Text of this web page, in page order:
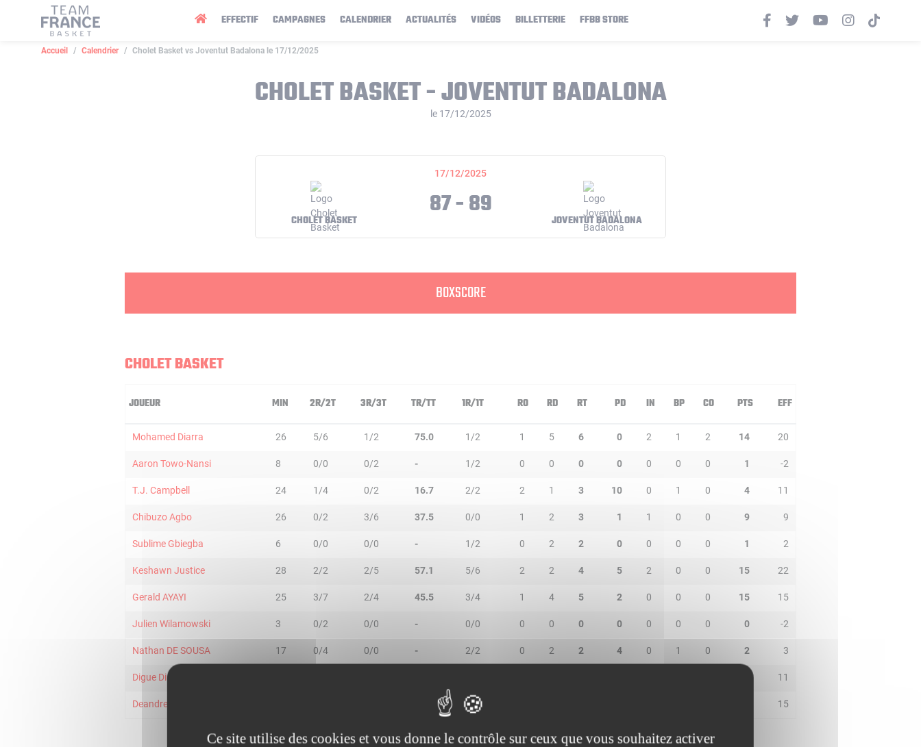
EFFECTIF CAMPAGNES CALENDRIER ACTUALITÉS VIDÉOS BILLETTERIE FFBB STORE
Accueil Calendrier Cholet Basket vs Joventut Badalona le 17/12/2025
CHOLET BASKET - JOVENTUT BADALONA
le 17/12/2025
17/12/2025
CHOLET BASKET 87 - 89 JOVENTUT BADALONA
BOXSCORE
CHOLET BASKET
JOUEUR MIN 2R/2T 3R/3T TR/TT 1R/1T RO RD RT PD IN BP CO PTS EFF
Mohamed Diarra 26 5/6 1/2 75.0 1/2 1 5 6 0 2 1 2 14 20
Aaron Towo-Nansi 8 0/0 0/2 - 1/2 0 0 0 0 0 0 0 1 -2
T.J. Campbell 24 1/4 0/2 16.7 2/2 2 1 3 10 0 1 0 4 11
Chibuzo Agbo 26 0/2 3/6 37.5 0/0 1 2 3 1 1 0 0 9 9
Sublime Gbiegba 6 0/0 0/0 - 1/2 0 2 2 0 0 0 0 1 2
Keshawn Justice 28 2/2 2/5 57.1 5/6 2 2 4 5 2 0 0 15 22
Gerald AYAYI 25 3/7 2/4 45.5 3/4 1 4 5 2 0 0 0 15 15
Julien Wilamowski 3 0/2 0/0 - 0/0 0 0 0 0 0 0 0 0 -2
Nathan DE SOUSA 17 0/4 0/0 - 2/2 0 2 2 4 0 1 0 2 3
Digue Diawara 11
Deandre Gholston 0/0 15
Panneau de gestion des cookies
Ce site utilise des cookies et vous donne le contrôle sur ceux que vous souhaitez activer